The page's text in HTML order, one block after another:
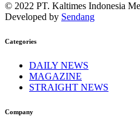
© 2022 PT. Kaltimes Indonesia
Developed by Sendang
Categories
DAILY NEWS
MAGAZINE
STRAIGHT NEWS
Company